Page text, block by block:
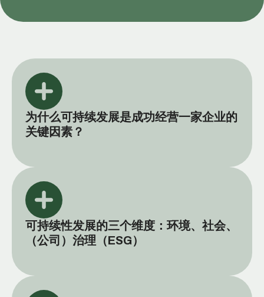
为什么可持续发展是成功经营一家企业的
关键因素？
可持续性发展的三个维度：环境、社会、
（公司）治理（ESG）